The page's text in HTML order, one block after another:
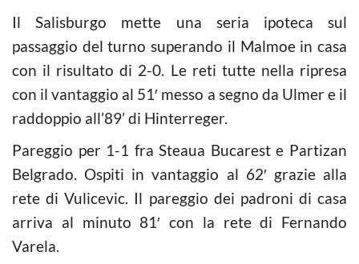
Il Salisburgo mette una seria ipoteca sul
passaggio del turno superando il Malmoe in casa
con il risultato di 2-0. Le reti tutte nella ripresa
con il vantaggio al 51′ messo a segno da Ulmer e il
raddoppio all’89’ di Hinterreger.
Pareggio per 1-1 fra Steaua Bucarest e Partizan
Belgrado. Ospiti in vantaggio al 62′ grazie alla
rete di Vulicevic. Il pareggio dei padroni di casa
arriva al minuto 81′ con la rete di Fernando
Varela.